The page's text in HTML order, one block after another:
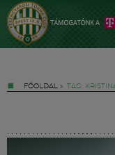
FŐOLDAL » TAG: